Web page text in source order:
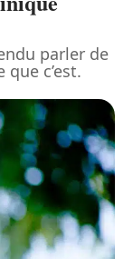
parler de
c’est.